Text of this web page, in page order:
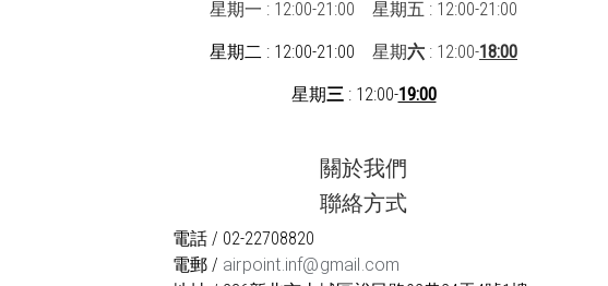
星期一 : 12:00-21:00 星期五 : 12:00-21:00
星期二 : 12:00-21:00 星期六 : 12:00-18:00
星期三: 12:00-19:00
關於我們
聯絡方式
電話 / 02-22708820
電郵 / airpoint.inf@gmail.com